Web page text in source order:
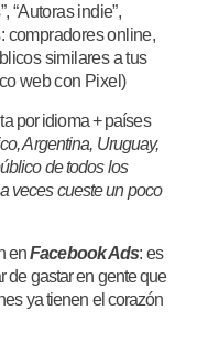
“Autoras indie”,
compradores online,
similares a tus
web con Pixel)
por idioma + países
Argentina, Uruguay,
de todos los
veces cueste un poco
enFacebook Ads: es
de gastar en gente que
ya tienen el corazón